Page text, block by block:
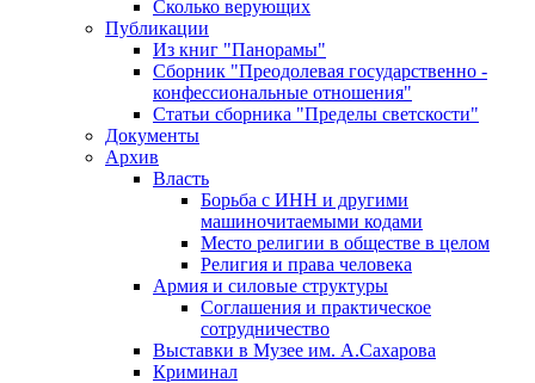
Сколько верующих
Публикации
Из книг "Панорамы"
Сборник "Преодолевая государственно -
конфессиональные отношения"
Статьи сборника "Пределы светскости"
Документы
Архив
Власть
Борьба с ИНН и другими
машиночитаемыми кодами
Место религии в обществе в целом
Религия и права человека
Армия и силовые структуры
Соглашения и практическое
сотрудничество
Выставки в Музее им. А.Сахарова
Криминал